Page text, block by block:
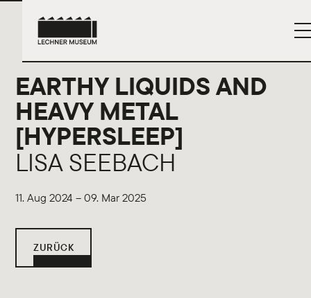
EARTHY LIQUIDS AND
HEAVY METAL
[HYPERSLEEP]
LISA SEEBACH
11. Aug 2024 – 09. Mar 2025
ZURÜCK